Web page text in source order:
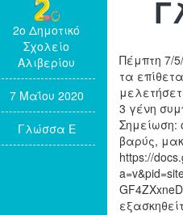
2ο Δημοτικό
Σχολείο
Αλιβερίου
7 Μαΐου 2020
Γλώσσα Ε
Πέμπτη 7/
τα
3 γένη
Σημείωση:
βαρύς,
https://